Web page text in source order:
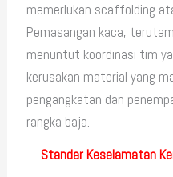
memerlukan scaffolding
Pemasangan kaca,
menuntut koordinasi tim
kerusakan material yang
pengangkatan dan
rangka baja.
Standar Keselamatan